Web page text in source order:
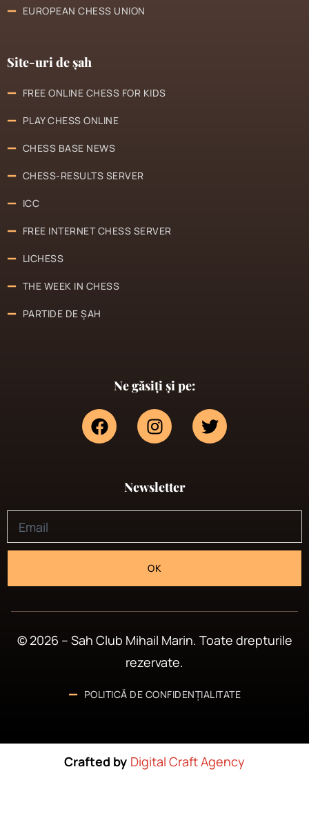
EUROPEAN CHESS UNION
Site-uri de șah
FREE ONLINE CHESS FOR KIDS
PLAY CHESS ONLINE
CHESS BASE NEWS
CHESS-RESULTS SERVER
ICC
FREE INTERNET CHESS SERVER
LICHESS
THE WEEK IN CHESS
PARTIDE DE ȘAH
Ne găsiți și pe:
Newsletter
OK
© 2026 – Sah Club Mihail Marin. Toate drepturile
rezervate.
POLITICĂ DE CONFIDENȚIALITATE
Crafted by Digital Craft Agency